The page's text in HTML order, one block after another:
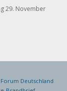
29. November
Deutschland